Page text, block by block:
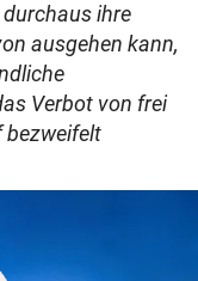
ihre
ausgehen kann,
Verbot von frei
bezweifelt